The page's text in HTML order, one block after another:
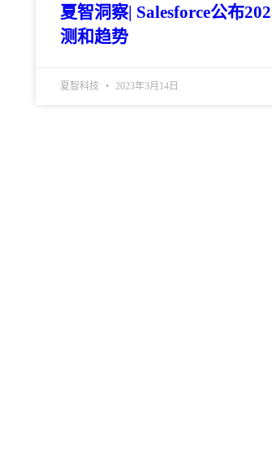
夏智洞察| Salesforce公布
测和趋势
夏智科技 2023年3月14日